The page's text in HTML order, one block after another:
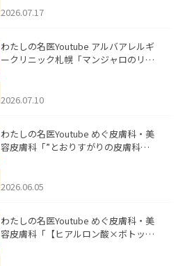
した。
2026.07.17
わたしの名医Youtube アルバアレルギ
ークリニック札幌「マンジャロのリア
た。
2026.07.10
わたしの名医Youtube めぐ皮膚科・美
容皮膚科「”とおりすがりの皮膚科
2026.06.05
わたしの名医Youtube めぐ皮膚科・美
容皮膚科「【ヒアルロン酸×ボトック